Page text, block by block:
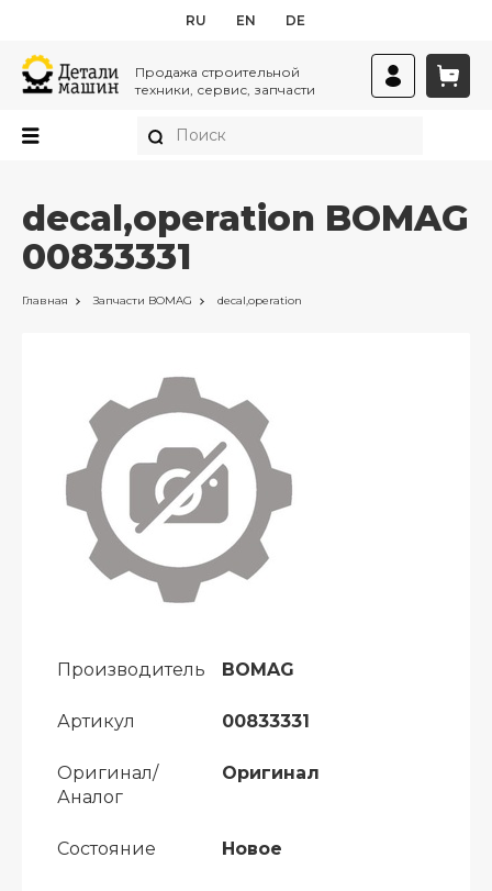
RU EN DE
Продажа строительной
техники, сервис, запчасти
decal,operation BOMAG
00833331
Главная Запчасти BOMAG decal,operation
Производитель BOMAG
Артикул 00833331
Оригинал/
Аналог
Оригинал
Состояние Новое